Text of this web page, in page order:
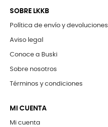
SOBRE LKKB
Política de envío y devoluciones
Aviso legal
Conoce a Buski
Sobre nosotros
Términos y condiciones
MI CUENTA
Mi cuenta